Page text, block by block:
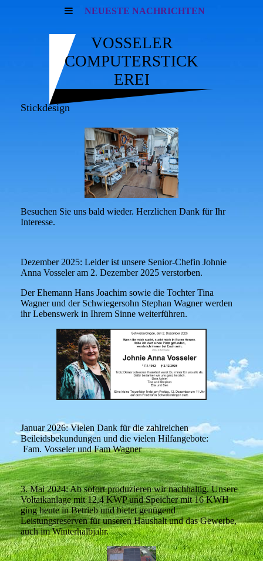
NEUESTE NACHRICHTEN
VOSSELER
COMPUTERSTICK
EREI
Stickdesign
Besuchen Sie uns bald wieder. Herzlichen Dank für Ihr
Interesse.
Dezember 2025: Leider ist unsere Senior-Chefin Johnie
Anna Vosseler am 2. Dezember 2025 verstorben.
Der Ehemann Hans Joachim sowie die Tochter Tina
Wagner und der Schwiegersohn Stephan Wagner werden
ihr Lebenswerk in Ihrem Sinne weiterführen.
Januar 2026: Vielen Dank für die zahlreichen
Beileidsbekundungen und die vielen Hilfangebote:
Fam. Vosseler und Fam Wagner
3. Mai 2024: Ab sofort produzieren wir nachhaltig. Unsere
Voltaikanlage mit 12,4 KWP und Speicher mit 16 KWH
ging heute in Betrieb und bietet genügend
Leistungsreserven für unseren Haushalt und das Gewerbe,
auch im Winterhalbjahr.